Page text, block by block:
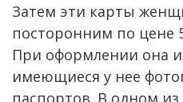
Затем эти карты
посторонним по цене
При оформлении она
имеющиеся у нее
паспортов. В одном